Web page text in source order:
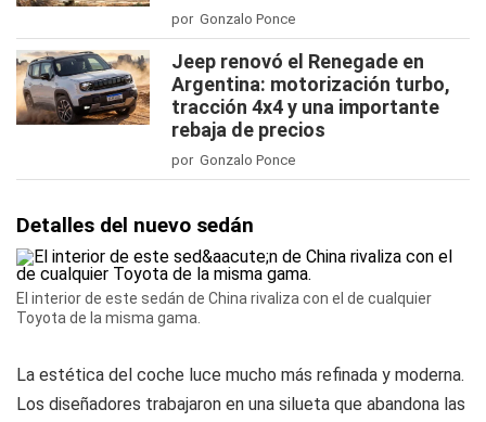
por Gonzalo Ponce
Jeep renovó el Renegade en
Argentina: motorización turbo,
tracción 4x4 y una importante
rebaja de precios
por Gonzalo Ponce
Detalles del nuevo sedán
El interior de este sedán de China rivaliza con el de cualquier
Toyota de la misma gama.
La estética del coche luce mucho más refinada y moderna.
Los diseñadores trabajaron en una silueta que abandona las